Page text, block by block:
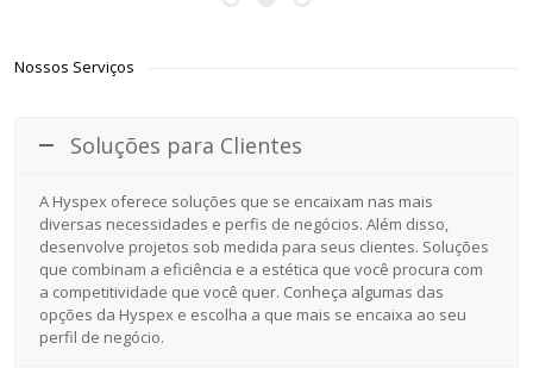
Nossos Serviços
Soluções para Clientes
A Hyspex oferece soluções que se encaixam nas mais
diversas necessidades e perfis de negócios. Além disso,
desenvolve projetos sob medida para seus clientes. Soluções
que combinam a eficiência e a estética que você procura com
a competitividade que você quer. Conheça algumas das
opções da Hyspex e escolha a que mais se encaixa ao seu
perfil de negócio.